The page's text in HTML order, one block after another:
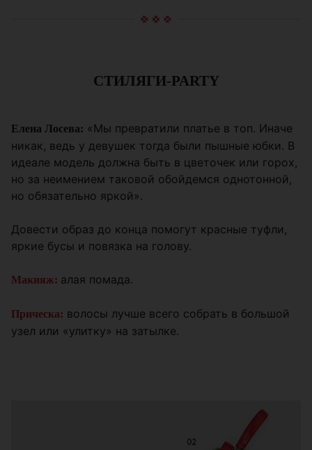
СТИЛЯГИ-PARTY
Елена Лосева: «Мы превратили платье в топ. Иначе
никак, ведь у девушек тогда были пышные юбки. В
идеале модель должна быть в цветочек или горох,
но за неимением таковой обойдемся однотонной,
но обязательно яркой».
Довести образ до конца помогут красные туфли,
яркие бусы и повязка на голову.
Макияж: алая помада.
Прическа: волосы лучше всего собрать в большой
узел или «улитку» на затылке.